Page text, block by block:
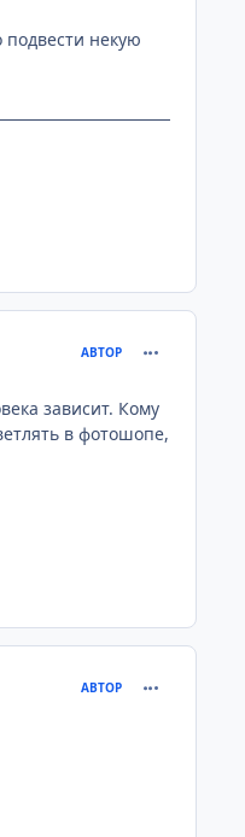
некую
АВТОР
зависит. Кому
в фотошопе,
АВТОР